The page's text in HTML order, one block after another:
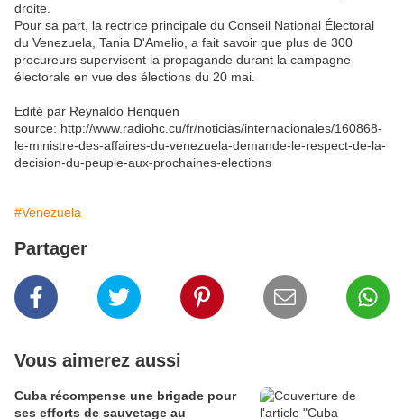
droite.
Pour sa part, la rectrice principale du Conseil National Électoral
du Venezuela, Tania D'Amelio, a fait savoir que plus de 300
procureurs supervisent la propagande durant la campagne
électorale en vue des élections du 20 mai.
Edité par Reynaldo Henquen
source: http://www.radiohc.cu/fr/noticias/internacionales/160868-
le-ministre-des-affaires-du-venezuela-demande-le-respect-de-la-
decision-du-peuple-aux-prochaines-elections
#Venezuela
Partager
Vous aimerez aussi
Cuba récompense une brigade pour
ses efforts de sauvetage au